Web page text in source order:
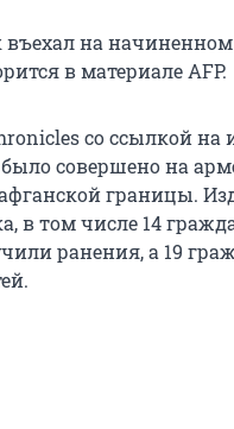
въехал на
в материале AFP.
со ссылкой на
совершено на
границы.
в том числе 14
ранения, а 19